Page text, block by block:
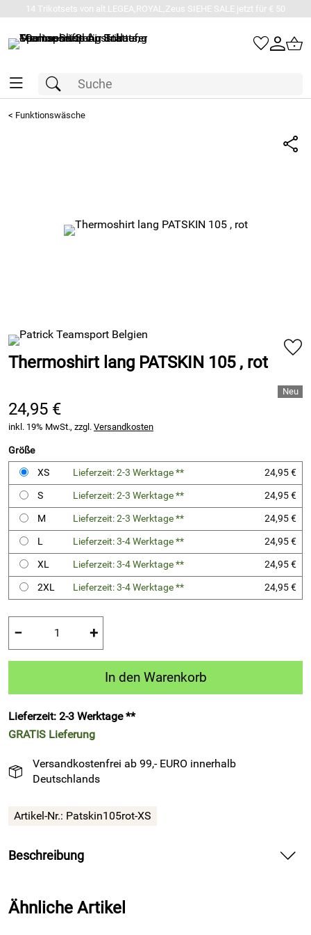
14 Trikotsets von alt.LEGEA,ROYAL,Zeus SIEHE SALE jetzt für € 50
< Funktionswäsche
Thermoshirt lang PATSKIN 105 , rot
24,95 €
inkl. 19% MwSt., zzgl. Versandkosten
Größe
XS
Lieferzeit: 2-3 Werktage **
24,95 €
S
Lieferzeit: 2-3 Werktage **
24,95 €
M
Lieferzeit: 2-3 Werktage **
24,95 €
L
Lieferzeit: 3-4 Werktage **
24,95 €
XL
Lieferzeit: 3-4 Werktage **
24,95 €
2XL
Lieferzeit: 3-4 Werktage ** 24,95 €
− +
In den Warenkorb
Lieferzeit: 2-3 Werktage **
GRATIS Lieferung
Versandkostenfrei ab 99,- EURO innerhalb
Deutschlands
Artikel-Nr.: Patskin105rot-XS
Beschreibung
Komfort für Training und Spiel im Teamsport
Ähnliche Artikel